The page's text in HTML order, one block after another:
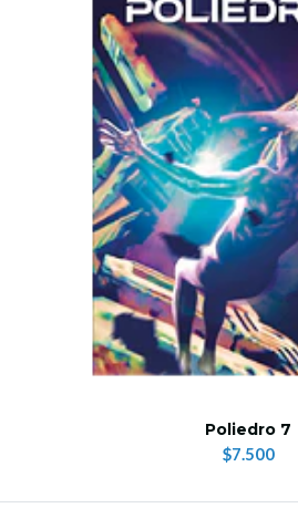
Poliedro 7
$7.500